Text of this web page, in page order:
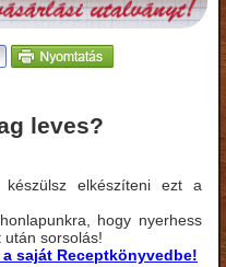
leves?
elkészíteni ezt a
hogy nyerhess
sorsolás!
saját Receptkönyvedbe!